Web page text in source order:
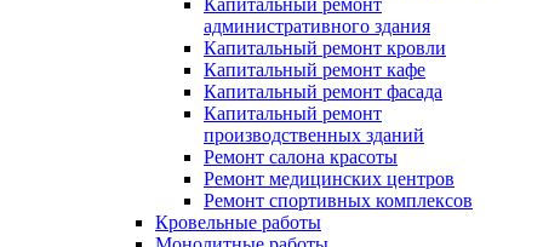
Капитальный ремонт
административного здания
Капитальный ремонт кровли
Капитальный ремонт кафе
Капитальный ремонт фасада
Капитальный ремонт
производственных зданий
Ремонт салона красоты
Ремонт медицинских центров
Ремонт спортивных комплексов
Кровельные работы